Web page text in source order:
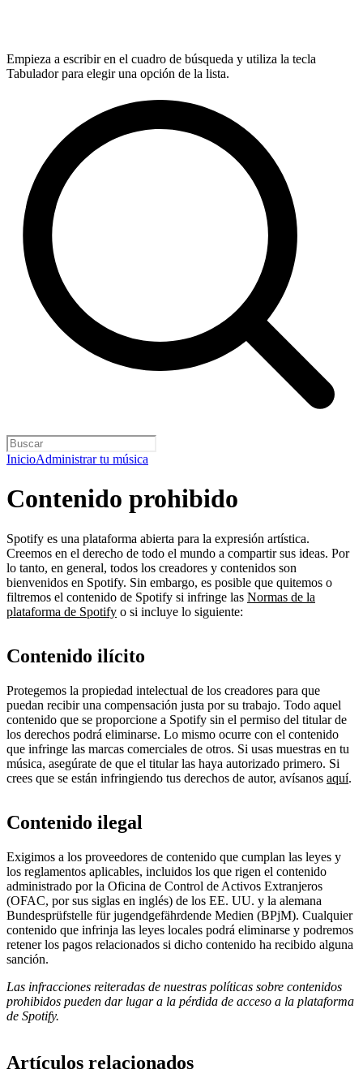
Empieza a escribir en el cuadro de búsqueda y utiliza la tecla
Tabulador para elegir una opción de la lista.
InicioAdministrar tu música
Contenido prohibido
Spotify es una plataforma abierta para la expresión artística.
Creemos en el derecho de todo el mundo a compartir sus ideas. Por
lo tanto, en general, todos los creadores y contenidos son
bienvenidos en Spotify. Sin embargo, es posible que quitemos o
filtremos el contenido de Spotify si infringe las Normas de la
plataforma de Spotify o si incluye lo siguiente:
Contenido ilícito
Protegemos la propiedad intelectual de los creadores para que
puedan recibir una compensación justa por su trabajo. Todo aquel
contenido que se proporcione a Spotify sin el permiso del titular de
los derechos podrá eliminarse. Lo mismo ocurre con el contenido
que infringe las marcas comerciales de otros. Si usas muestras en tu
música, asegúrate de que el titular las haya autorizado primero. Si
crees que se están infringiendo tus derechos de autor, avísanos aquí.
Contenido ilegal
Exigimos a los proveedores de contenido que cumplan las leyes y
los reglamentos aplicables, incluidos los que rigen el contenido
administrado por la Oficina de Control de Activos Extranjeros
(OFAC, por sus siglas en inglés) de los EE. UU. y la alemana
Bundesprüfstelle für jugendgefährdende Medien (BPjM). Cualquier
contenido que infrinja las leyes locales podrá eliminarse y podremos
retener los pagos relacionados si dicho contenido ha recibido alguna
sanción.
Las infracciones reiteradas de nuestras políticas sobre contenidos
prohibidos pueden dar lugar a la pérdida de acceso a la plataforma
de Spotify.
Artículos relacionados